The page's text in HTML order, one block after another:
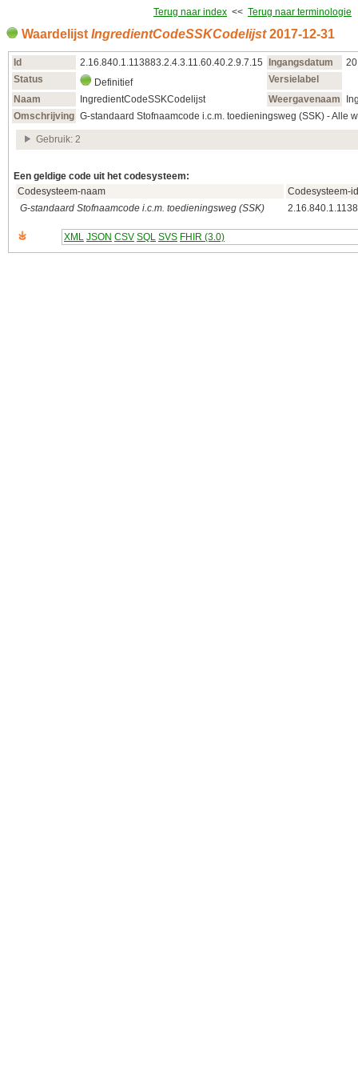
Terug naar index << Terug naar terminologie
Waardelijst IngredientCodeSSKCodelijst2017‑12‑31
Id 2.16.840.1.113883.2.4.3.11.60.40.2.9.7.15 Ingangsdatum
Status
Definitief
Versielabel
Naam
IngredientCodeSSKCodelijst Weergavenaam
Omschrijving G-standaard Stofnaamcode i.c.m. toedieningsweg (SSK) - Alle
Gebruik: 2
Een geldige code uit het codesysteem:
Codesysteem-naam
Codesysteem-id
G-standaard Stofnaamcode i.c.m. toedieningsweg (SSK)
XML JSON CSV SQL SVS FHIR (3.0)